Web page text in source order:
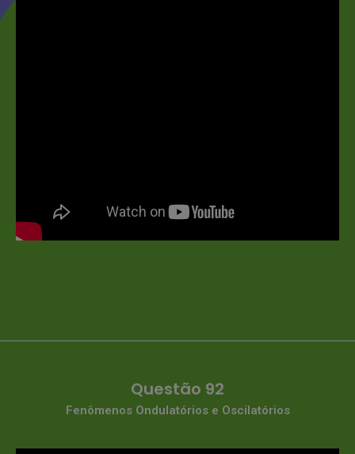
Questão 92
Fenômenos Ondulatórios e Oscilatórios